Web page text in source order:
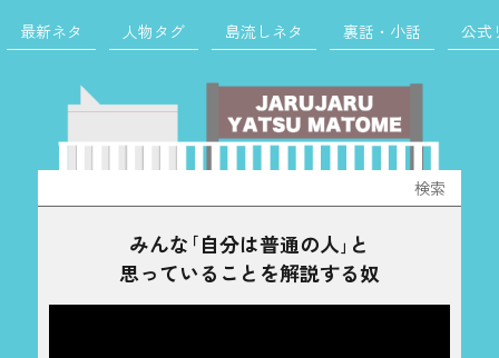
最新ネタ 人物タグ 島流しネタ 裏話・小話 公式
索:
みんな｢自分は普通の人｣と
思っていることを解説する奴